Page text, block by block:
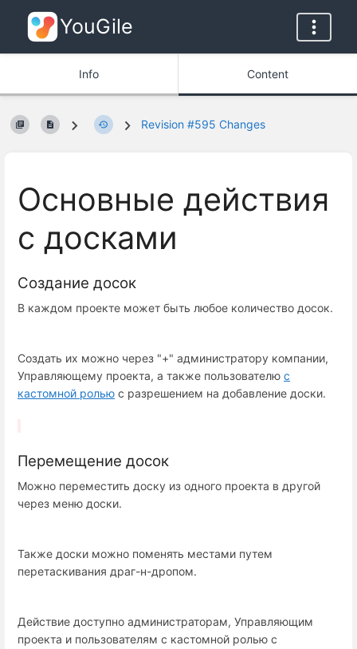
YouGile
Info Content
Revision #595 Changes
Основные действия
с досками
Создание досок
В каждом проекте может быть любое количество досок.
Создать их можно через "+" администратору компании,
Управляющему проекта, а также пользователю с
кастомной ролью с разрешением на добавление доски.
Перемещение досок
Можно переместить доску из одного проекта в другой
через меню доски.
Также доски можно поменять местами путем
перетаскивания драг-н-дропом.
Действие доступно администраторам, Управляющим
проекта и пользователям с кастомной ролью с